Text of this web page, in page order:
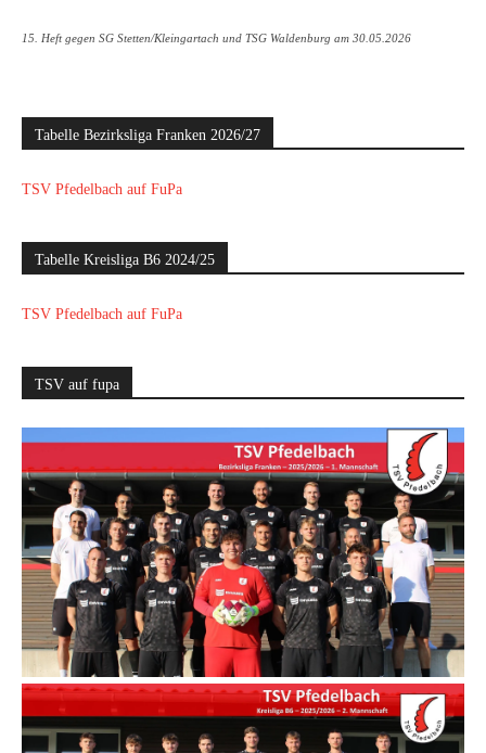
15. Heft gegen SG Stetten/Kleingartach und TSG Waldenburg am 30.05.2026
Tabelle Bezirksliga Franken 2026/27
TSV Pfedelbach auf FuPa
Tabelle Kreisliga B6 2024/25
TSV Pfedelbach auf FuPa
TSV auf fupa